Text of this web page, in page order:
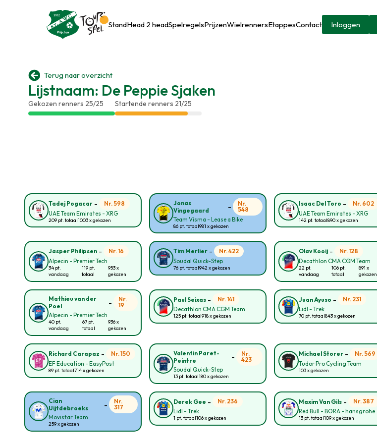
StandHead 2 headSpelregelsPrijzenWielrennersEtappesContact Inloggen
 Terug naar overzicht
Lijstnaam: De Peppie Sjaken
Gekozen renners 25/25 Startende renners 21/25
Tadej Pogacar -
Nr. 598
UAE Team Emirates - XRG
209 pt. totaal1003 x gekozen
Jonas
Vingegaard
-
Nr.
548
Team Visma - Lease a Bike
86 pt. totaal981 x gekozen
Isaac Del Toro -
Nr. 602
UAE Team Emirates - XRG
142 pt. totaal890 x gekozen
Jasper Philipsen -
Nr. 16
Alpecin - Premier Tech
34 pt.
vandaag
119 pt.
totaal
953 x
gekozen
Tim Merlier -
Nr. 422
Soudal Quick-Step
76 pt. totaal942 x gekozen
Olav Kooij-
Nr. 128
Decathlon CMA CGM Team
22 pt.
vandaag
106 pt.
totaal
891 x
gekozen
Mathieu van der
Poel
-
Nr.
19
Alpecin - Premier Tech
40 pt.
vandaag
67 pt.
totaal
936 x
gekozen
Paul Seixas -
Nr. 141
Decathlon CMA CGM Team
125 pt. totaal918 x gekozen
Juan Ayuso -
Nr. 231
Lidl - Trek
70 pt. totaal843 x gekozen
Richard Carapaz -
Nr. 150
EF Education - EasyPost
89 pt. totaal714 x gekozen
Valentin Paret-
Peintre
-
Nr.
423
Soudal Quick-Step
13 pt. totaal180 x gekozen
Michael Storer-
Nr. 569
Tudor Pro Cycling Team
103 x gekozen
Cian
Uijtdebroeks
-
Nr.
317
Movistar Team
259 x gekozen
Derek Gee -
Nr. 236
Lidl - Trek
1 pt. totaal106 x gekozen
Maxim Van Gils-
Nr. 387
Red Bull - BORA - hansgrohe
13 pt. totaal109 x gekozen